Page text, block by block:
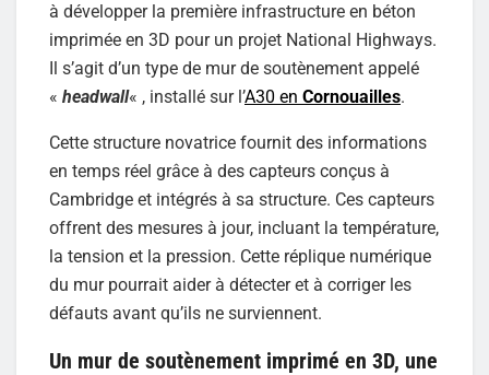
à développer la première infrastructure en béton
imprimée en 3D pour un projet National Highways.
Il s’agit d’un type de mur de soutènement appelé
« headwall« , installé sur l’A30 en Cornouailles.
Cette structure novatrice fournit des informations
en temps réel grâce à des capteurs conçus à
Cambridge et intégrés à sa structure. Ces capteurs
offrent des mesures à jour, incluant la température,
la tension et la pression. Cette réplique numérique
du mur pourrait aider à détecter et à corriger les
défauts avant qu’ils ne surviennent.
Un mur de soutènement imprimé en 3D, une